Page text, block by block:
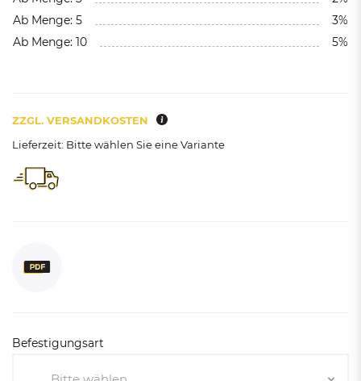
Ab Menge: 5
3%
Ab Menge: 10
5%
ZZGL. VERSANDKOSTEN
Lieferzeit: Bitte wählen Sie eine Variante
Befestigungsart